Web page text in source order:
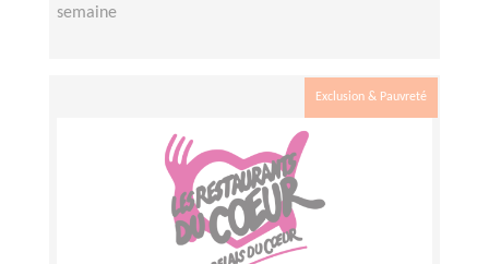
semaine
Exclusion & Pauvreté